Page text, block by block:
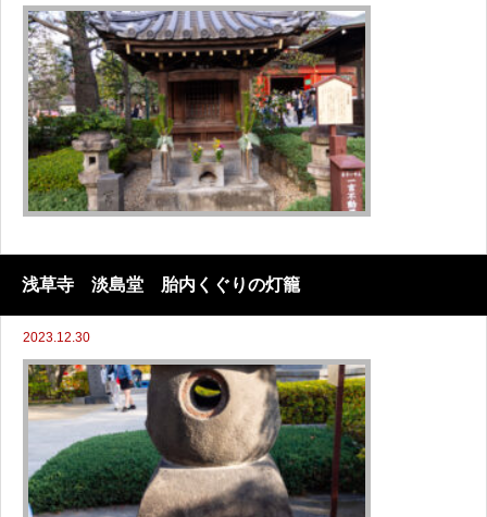
浅草寺 淡島堂 胎内くぐりの灯籠
2023.12.30